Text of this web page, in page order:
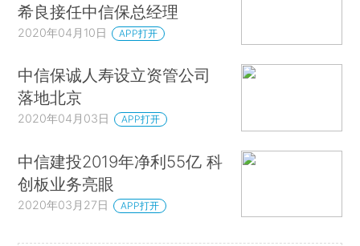
希良接任中信保总经理
2020年04月10日 APP打开
中信保诚人寿设立资管公司
落地北京
2020年04月03日 APP打开
中信建投2019年净利55亿 科
创板业务亮眼
2020年03月27日 APP打开